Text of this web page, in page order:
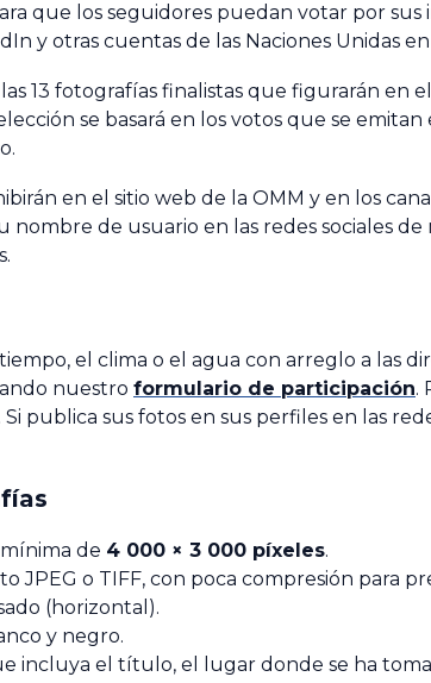
que los seguidores puedan votar por sus
y otras cuentas de las Naciones Unidas en
13 fotografías finalistas que figurarán en
se basará en los votos que se
en el sitio web de la OMM y en los
nombre de usuario en las redes sociales
el clima o el agua con arreglo a las
nuestro formulario de participación.
publica sus fotos en sus perfiles en las
de 4 000 × 3 000 píxeles.
JPEG o TIFF, con poca compresión para
(horizontal).
y negro.
incluya el título, el lugar donde se ha